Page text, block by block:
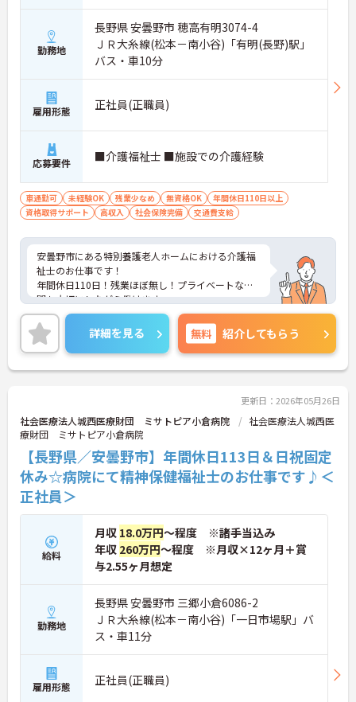
勤務地
長野県 安曇野市 穂高有明3074-4
ＪＲ大糸線(松本－南小谷)「有明(長野)駅」
バス・車10分
雇用形態 正社員(正職員)
応募要件 ■介護福祉士 ■施設での介護経験
車通勤可 未経験OK 残業少なめ 無資格OK
年間休日110日以上
資格取得サポート
高収入 社会保険完備 交通費支給
安曇野市にある特別養護老人ホームにおける介護福
祉士のお仕事です！
年間休日110日！残業ほぼ無し！プライベートな時
間も大切にしながら働けます。
無料駐車場完備でマイカー通勤希望の方も安心！
ご興味ある方には、面接のポイントなど、さらに詳
細をお話致しますのでお気軽にご相談ください。
詳細を見る 無料 紹介してもらう
更新日：2026年05月26日
社会医療法人城西医療財団 ミサトピア小倉病院
社会医療法人城西医
療財団 ミサトピア小倉病院
【長野県／安曇野市】年間休日113日＆日祝固定
休み☆病院にて精神保健福祉士のお仕事です♪＜
正社員＞
給料
月収 18.0万円～程度 ※諸手当込み
年収 260万円～程度 ※月収×12ヶ月＋賞
与2.55ヶ月想定
勤務地
長野県 安曇野市 三郷小倉6086-2
ＪＲ大糸線(松本－南小谷)「一日市場駅」バ
ス・車11分
雇用形態 正社員(正職員)